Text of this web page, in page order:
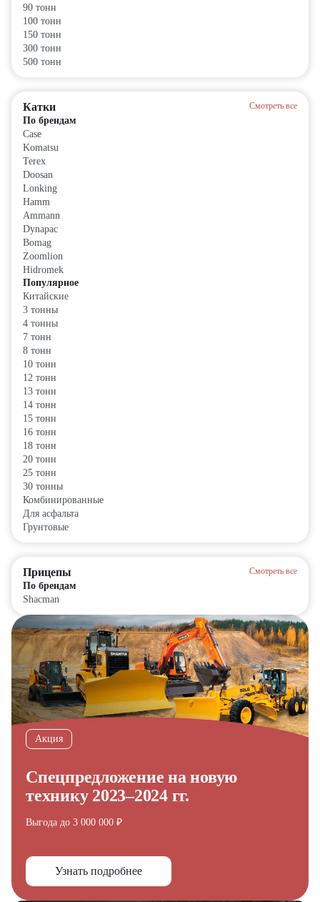
90 тонн
100 тонн
150 тонн
300 тонн
500 тонн
Катки Смотреть все
По брендам
Case
Komatsu
Terex
Doosan
Lonking
Hamm
Ammann
Dynapac
Bomag
Zoomlion
Hidromek
Популярное
Китайские
3 тонны
4 тонны
7 тонн
8 тонн
10 тонн
12 тонн
13 тонн
14 тонн
15 тонн
16 тонн
18 тонн
20 тонн
25 тонн
30 тонны
Комбинированные
Для асфальта
Грунтовые
Прицепы Смотреть все
По брендам
Shacman
Акция
Спецпредложение на новую
технику 2023–2024 гг.
Выгода до 3 000 000 ₽
Узнать подробнее